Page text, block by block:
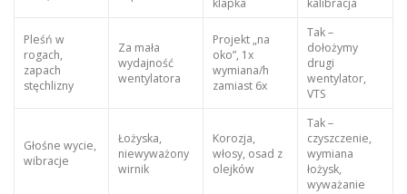
klapka kalibracja
Pleśń w
rogach,
zapach
stęchlizny
Za mała
wydajność
wentylatora
Projekt „na
oko”, 1x
wymiana/h
zamiast 6x
Tak –
dołożymy
drugi
wentylator,
VTS
Głośne wycie,
wibracje
Łożyska,
niewyważony
wirnik
Korozja,
włosy, osad z
olejków
Tak –
czyszczenie,
wymiana
łożysk,
wyważanie